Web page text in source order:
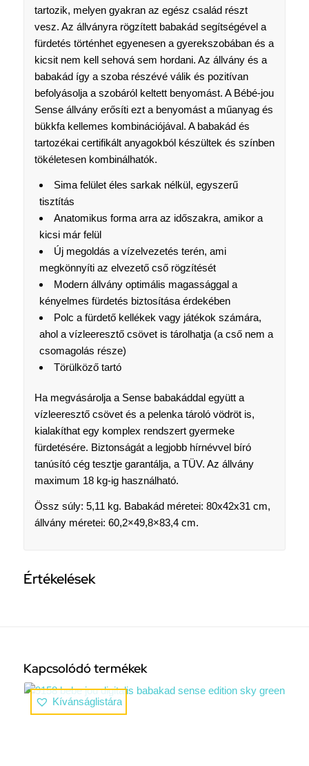
tartozik, melyen gyakran az egész család részt
vesz. Az állványra rögzített babakád segítségével a
fürdetés történhet egyenesen a gyerekszobában és a
kicsit nem kell sehová sem hordani. Az állvány és a
babakád így a szoba részévé válik és pozitívan
befolyásolja a szobáról keltett benyomást. A Bébé-jou
Sense állvány erősíti ezt a benyomást a műanyag és
bükkfa kellemes kombinációjával. A babakád és
tartozékai certifikált anyagokból készültek és színben
tökéletesen kombinálhatók.
Sima felület éles sarkak nélkül, egyszerű
tisztítás
Anatomikus forma arra az időszakra, amikor a
kicsi már felül
Új megoldás a vízelvezetés terén, ami
megkönnyíti az elvezető cső rögzítését
Modern állvány optimális magassággal a
kényelmes fürdetés biztosítása érdekében
Polc a fürdető kellékek vagy játékok számára,
ahol a vízleeresztő csövet is tárolhatja (a cső nem a
csomagolás része)
Törülköző tartó
Ha megvásárolja a Sense babakáddal együtt a
vízleeresztő csövet és a pelenka tároló vödröt is,
kialakíthat egy komplex rendszert gyermeke
fürdetésére. Biztonságát a legjobb hírnévvel bíró
tanúsító cég tesztje garantálja, a TÜV. Az állvány
maximum 18 kg-ig használható.
Össz súly: 5,11 kg. Babakád méretei: 80x42x31 cm,
állvány méretei: 60,2×49,8×83,4 cm.
Értékelések
Kapcsolódó termékek
Kívánságlistára